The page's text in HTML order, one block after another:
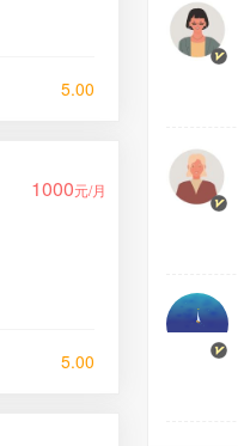
5.00
1000元/月
5.00